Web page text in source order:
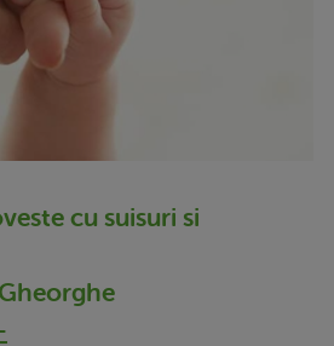
cu suisuri si